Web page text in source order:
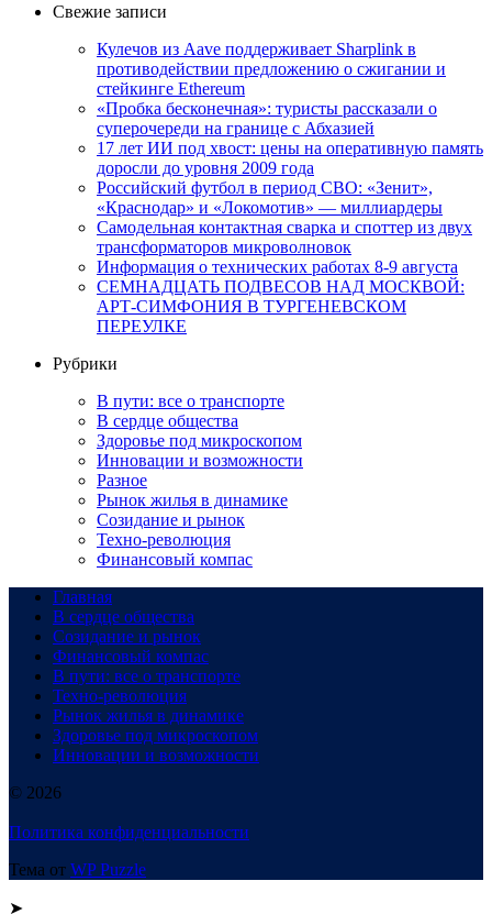
Свежие записи
Кулечов из Aave поддерживает Sharplink в
противодействии предложению о сжигании и
стейкинге Ethereum
«Пробка бесконечная»: туристы рассказали о
суперочереди на границе с Абхазией
17 лет ИИ под хвост: цены на оперативную память
доросли до уровня 2009 года
Российский футбол в период СВО: «Зенит»,
«Краснодар» и «Локомотив» — миллиардеры
Самодельная контактная сварка и споттер из двух
трансформаторов микроволновок
Информация о технических работах 8-9 августа
СЕМНАДЦАТЬ ПОДВЕСОВ НАД МОСКВОЙ:
АРТ-СИМФОНИЯ В ТУРГЕНЕВСКОМ
ПЕРЕУЛКЕ
Рубрики
В пути: все о транспорте
В сердце общества
Здоровье под микроскопом
Инновации и возможности
Разное
Рынок жилья в динамике
Созидание и рынок
Техно-революция
Финансовый компас
Главная
В сердце общества
Созидание и рынок
Финансовый компас
В пути: все о транспорте
Техно-революция
Рынок жилья в динамике
Здоровье под микроскопом
Инновации и возможности
© 2026
Политика конфиденциальности
Тема от WP Puzzle
➤